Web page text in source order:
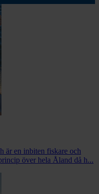
är en inbiten fiskare och
över hela Åland då h...